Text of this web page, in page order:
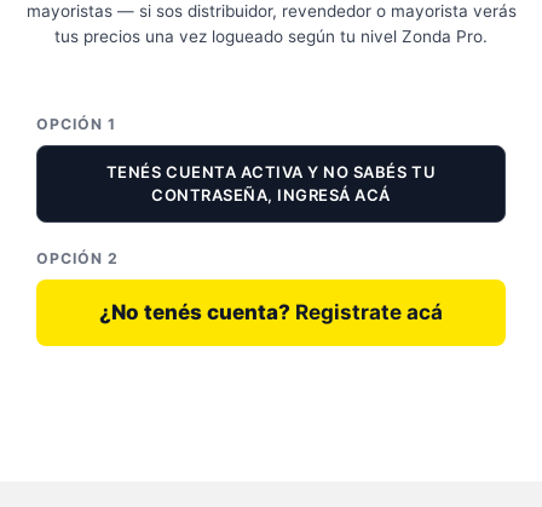
mayoristas — si sos distribuidor, revendedor o mayorista verás
tus precios una vez logueado según tu nivel Zonda Pro.
OPCIÓN 1
TENÉS CUENTA ACTIVA Y NO SABÉS TU
CONTRASEÑA, INGRESÁ ACÁ
OPCIÓN 2
¿No tenés cuenta? Registrate acá